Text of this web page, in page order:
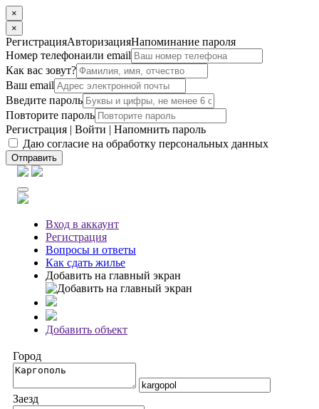
×
×
РегистрацияАвторизацияНапоминание пароля
Номер телефонаили email
Как вас зовут?
Ваш email
Введите пароль
Повторите пароль
Регистрация | Войти | Напомнить пароль
Даю согласие на обработку персональных данных
Отправить
Вход в аккаунт
Регистрация
Вопросы и ответы
Как сдать жилье
Добавить на главный экран
Добавить объект
Город
Заезд